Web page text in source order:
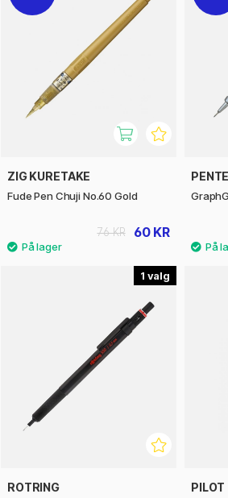
ZIG KURETAKE
Fude Pen Chuji No.60 Gold
60 KR
76 KR
1
ROTRING PILOT